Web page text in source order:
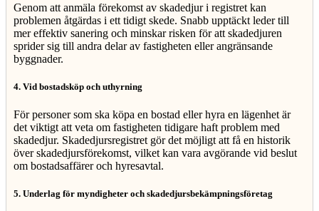
Genom att anmäla förekomst av skadedjur i registret kan
problemen åtgärdas i ett tidigt skede. Snabb upptäckt leder till
mer effektiv sanering och minskar risken för att skadedjuren
sprider sig till andra delar av fastigheten eller angränsande
byggnader.
4. Vid bostadsköp och uthyrning
För personer som ska köpa en bostad eller hyra en lägenhet är
det viktigt att veta om fastigheten tidigare haft problem med
skadedjur. Skadedjursregistret gör det möjligt att få en historik
över skadedjursförekomst, vilket kan vara avgörande vid beslut
om bostadsaffärer och hyresavtal.
5. Underlag för myndigheter och skadedjursbekämpningsföretag